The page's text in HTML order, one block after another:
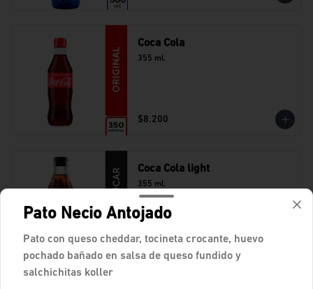
Coca Cola
355 ml.
$8.200
Coca Cola light
355 ml.
$8.200
Pato Necio Antojado
Pato con queso cheddar, tocineta crocante, huevo
pochado bañado en salsa de queso fundido y
salchichitas koller